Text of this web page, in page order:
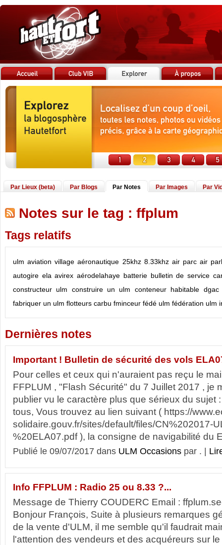
Par Lieux (beta) Par Blogs Par Notes Par Images Par
Notes sur le tag : ffplum
Tags relatifs
ulm aviation village aéronautique 25khz 8.33khz air parc air
autogire ela avirex aérodelahaye batterie bulletin de service
constructeur ulm
construire un ulm conteneur habitable dgac
fabriquer un ulm flotteurs carbu fminceur fédé ulm fédération ulm
Dernières notes
Important ! Bulletin de sécurité des vols
Pour celles et ceux qui n'auraient pas reçu le
FFPLUM , "Flash Sécurité" du 7 Juillet 2017 , je
publier vu le caractère plus que sérieux du sujet
tous, Vous trouvez au lien suivant ( https://
solidaire.gouv.fr/sites/default/files/CN%202017-
%20ELA07.pdf ), la consigne de navigabilité du
Publié le 09/07/2017 dans ULM Occasions par . |
Info FFPLUM : Radio 25 ou 8.33 ?...
Message de Thierry COUDERC Email :
Bonjour François, Suite à plusieurs remarques
de la vente d'ULM, il me semble qu'il faudrait
l'attention des vendeurs et des acquéreurs sur